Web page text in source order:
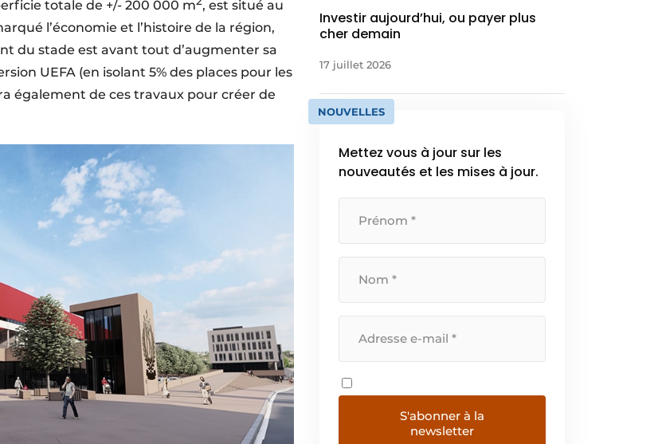
totale de +/- 200 000 m , est situé au
l’économie et l’histoire de la région,
du stade est avant tout d’augmenter sa
UEFA (en isolant 5% des places pour les
également de ces travaux pour créer de
Investir aujourd’hui, ou payer plus
cher demain
17 juillet 2026
NOUVELLES
Mettez vous à jour sur les
nouveautés et les mises à jour.
S'abonner à la
newsletter